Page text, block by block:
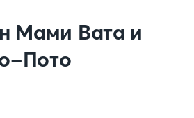
Мами Вата и
Пото